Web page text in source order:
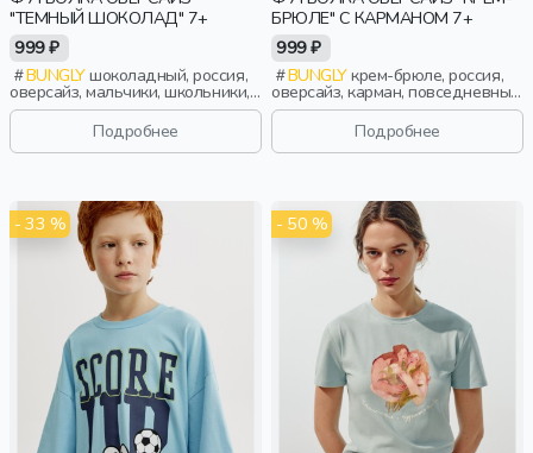
"ТЕМНЫЙ ШОКОЛАД" 7+
999 ₽
BUNGLYшоколадный, россия,
оверсайз, мальчики, школьники,
подростки, дети
Подробнее
БРЮЛЕ" С КАРМАНОМ 7+
999 ₽
BUNGLYкрем-брюле, россия,
оверсайз, карман, повседневный,
мальчики, школьники, подростки,
Подробнее
- 33 % - 50 %